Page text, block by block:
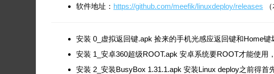
软件地址： https://github.com/meefik/linuxdeploy/releases
安装 0_虚拟返回键.apk 捡来的手机光感应返回键和Home
安装 1_安卓360超级ROOT.apk 安卓系统要ROOT才能使
安装 2_安装BusyBox 1.31.1.apk 安装Linux deploy之前得首